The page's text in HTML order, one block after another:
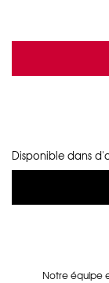
Disponible dans
Notre équipe